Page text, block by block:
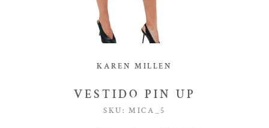
KAREN MILLEN
VESTIDO PIN UP
SKU:MICA_5